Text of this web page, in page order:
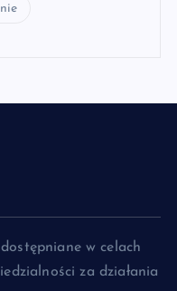
w celach
za działania